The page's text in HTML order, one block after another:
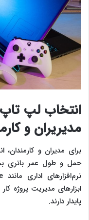
انتخاب لپ‌
مدیریران و
برای مدیران و
حمل و طول عمر باتری
ابزارهای مدیریت پروژه
پایدار دارند.